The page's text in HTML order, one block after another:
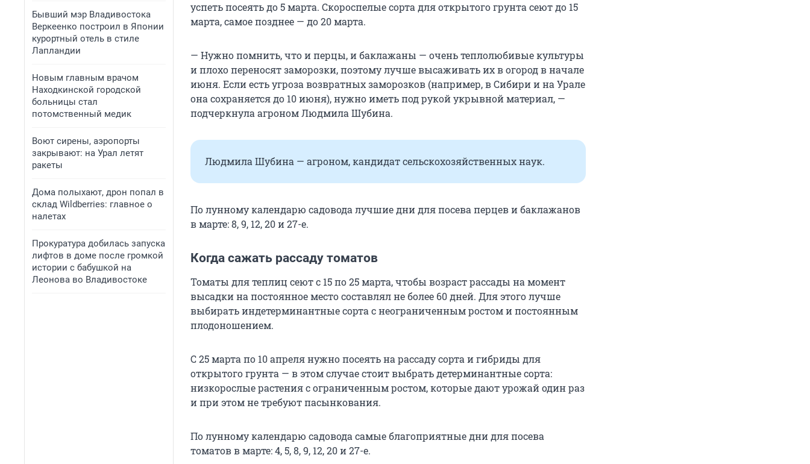
Бывший мэр Владивостока
Веркеенко построил в Японии
курортный отель в стиле
Лапландии
Новым главным врачом
Находкинской городской
больницы стал
потомственный медик
Воют сирены, аэропорты
закрывают: на Урал летят
ракеты
Дома полыхают, дрон попал в
склад Wildberries: главное о
налетах
Прокуратура добилась запуска
лифтов в доме после громкой
истории с бабушкой на
Леонова во Владивостоке
успеть посеять до 5 марта. Скороспелые сорта для открытого грунта сеют до 15
марта, самое позднее — до 20 марта.
— Нужно помнить, что и перцы, и баклажаны — очень теплолюбивые культуры
и плохо переносят заморозки, поэтому лучше высаживать их в огород в начале
июня. Если есть угроза возвратных заморозков (например, в Сибири и на Урале
она сохраняется до 10 июня), нужно иметь под рукой укрывной материал, —
подчеркнула агроном Людмила Шубина.
Людмила Шубина — агроном, кандидат сельскохозяйственных наук.
По лунному календарю садовода лучшие дни для посева перцев и баклажанов
в марте: 8, 9, 12, 20 и 27-е.
Когда сажать рассаду томатов
Томаты для теплиц сеют с 15 по 25 марта, чтобы возраст рассады на момент
высадки на постоянное место составлял не более 60 дней. Для этого лучше
выбирать индетерминантные сорта с неограниченным ростом и постоянным
плодоношением.
С 25 марта по 10 апреля нужно посеять на рассаду сорта и гибриды для
открытого грунта — в этом случае стоит выбрать детерминантные сорта:
низкорослые растения с ограниченным ростом, которые дают урожай один раз
и при этом не требуют пасынкования.
По лунному календарю садовода самые благоприятные дни для посева
томатов в марте: 4, 5, 8, 9, 12, 20 и 27-е.